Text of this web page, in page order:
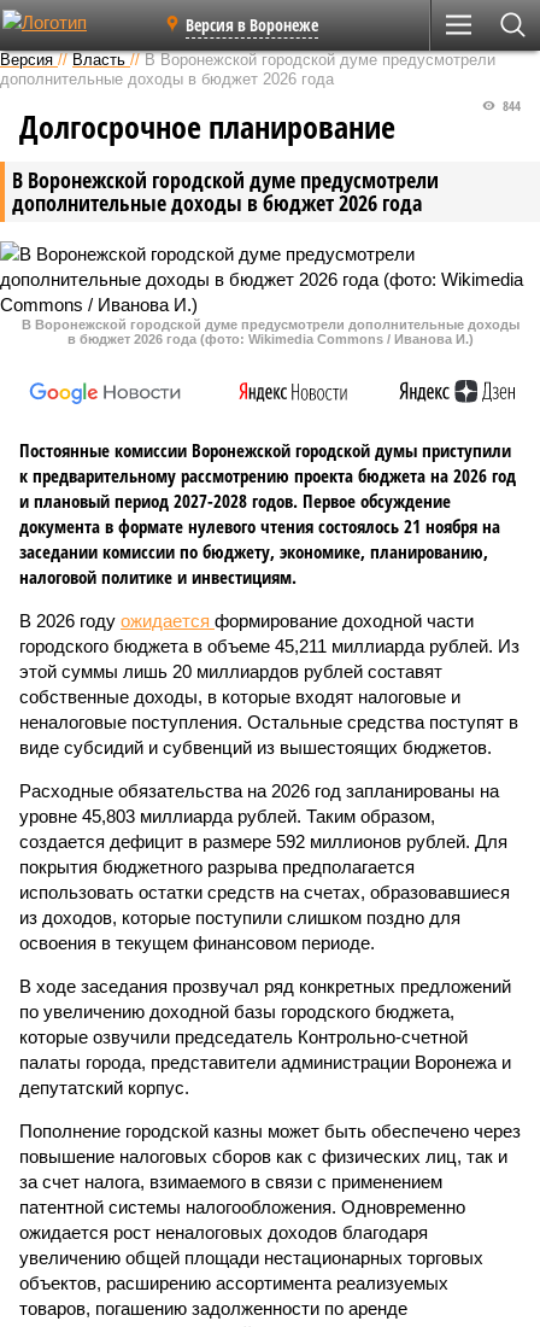
Версия в Воронеже
Версия //Власть //В Воронежской городской думе предусмотрели
дополнительные доходы в бюджет 2026 года
В Воронежской городской думе предусмотрели
дополнительные доходы в бюджет 2026 года
844
Долгосрочное планирование
В Воронежской городской думе предусмотрели дополнительные доходы
в бюджет 2026 года (фото: Wikimedia Commons / Иванова И.)
Постоянные комиссии Воронежской городской думы приступили
к предварительному рассмотрению проекта бюджета на 2026 год
и плановый период 2027-2028 годов. Первое обсуждение
документа в формате нулевого чтения состоялось 21 ноября на
заседании комиссии по бюджету, экономике, планированию,
налоговой политике и инвестициям.
В 2026 году ожидается формирование доходной части
городского бюджета в объеме 45,211 миллиарда рублей. Из
этой суммы лишь 20 миллиардов рублей составят
собственные доходы, в которые входят налоговые и
неналоговые поступления. Остальные средства поступят в
виде субсидий и субвенций из вышестоящих бюджетов.
Расходные обязательства на 2026 год запланированы на
уровне 45,803 миллиарда рублей. Таким образом,
создается дефицит в размере 592 миллионов рублей. Для
покрытия бюджетного разрыва предполагается
использовать остатки средств на счетах, образовавшиеся
из доходов, которые поступили слишком поздно для
освоения в текущем финансовом периоде.
В ходе заседания прозвучал ряд конкретных предложений
по увеличению доходной базы городского бюджета,
которые озвучили председатель Контрольно-счетной
палаты города, представители администрации Воронежа и
депутатский корпус.
Пополнение городской казны может быть обеспечено через
повышение налоговых сборов как с физических лиц, так и
за счет налога, взимаемого в связи с применением
патентной системы налогообложения. Одновременно
ожидается рост неналоговых доходов благодаря
увеличению общей площади нестационарных торговых
объектов, расширению ассортимента реализуемых
товаров, погашению задолженности по аренде